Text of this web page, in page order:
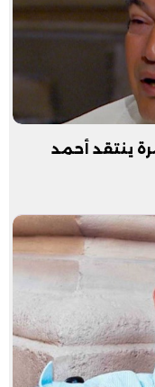
ينتقد أحمد